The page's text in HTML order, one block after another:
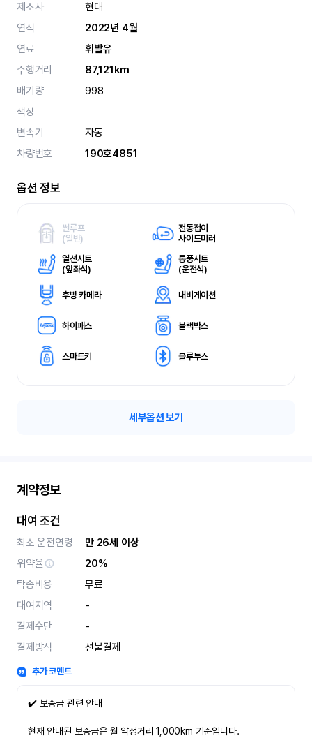
제조사
현대
연식
2022년 4월
연료
휘발유
주행거리
87,121km
배기량
998
색상
변속기
자동
차량번호
190호4851
옵션 정보
썬루프
(일반)
전동접이
사이드미러
열선시트
(앞좌석)
통풍시트
(운전석)
후방 카메라 내비게이션
하이패스 블랙박스
스마트키 블루투스
세부옵션 보기
계약정보
대여 조건
최소 운전연령
만 26세 이상
위약율
20%
탁송비용
무료
대여지역
-
결제수단
-
결제방식
선불결제
추가 코멘트
✔️ 보증금 관련 안내
현재 안내된 보증금은 월 약정거리 1,000km 기준입니다.